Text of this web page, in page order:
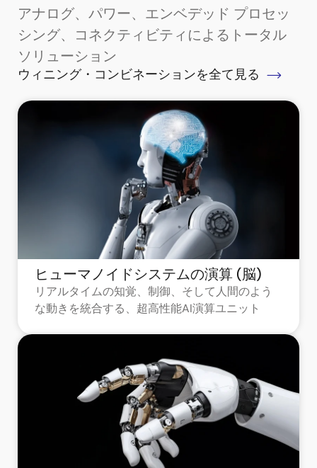
アナログ、パワー、エンベデッド プロセッ
シング、コネクティビティによるトータル
ソリューション
ウィニング・コンビネーションを全て見る
ヒューマノイドシステムの演算 (脳)
リアルタイムの知覚、制御、そして人間のよう
な動きを統合する、超高性能AI演算ユニット